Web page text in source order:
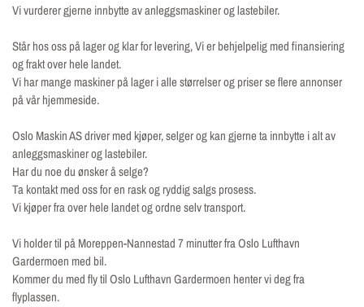
Vi vurderer gjerne innbytte av anleggsmaskiner og lastebiler.
Står hos oss på lager og klar for levering, Vi er behjelpelig med finansiering
og frakt over hele landet.
Vi har mange maskiner på lager i alle størrelser og priser se flere annonser
på vår hjemmeside.
Oslo Maskin AS driver med kjøper, selger og kan gjerne ta innbytte i alt av
anleggsmaskiner og lastebiler.
Har du noe du ønsker å selge?
Ta kontakt med oss for en rask og ryddig salgs prosess.
Vi kjøper fra over hele landet og ordne selv transport.
Vi holder til på Moreppen-Nannestad 7 minutter fra Oslo Lufthavn
Gardermoen med bil.
Kommer du med fly til Oslo Lufthavn Gardermoen henter vi deg fra
flyplassen.